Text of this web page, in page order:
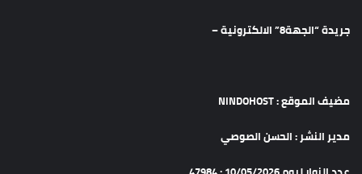
جريدة “الجهة8” الالكترونية –
مضيف الموقع : NINDOHOST
مدير النشر : الحسن الصوصي